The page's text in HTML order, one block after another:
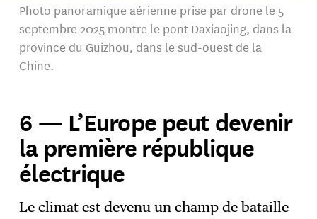
Photo panoramique aérienne prise par drone le 5
septembre 2025 montre le pont Daxiaojing, dans la
province du Guizhou, dans le sud-ouest de la
Chine.
6 — L’Europe peut devenir
la première république
électrique
Le climat est devenu un champ de bataille